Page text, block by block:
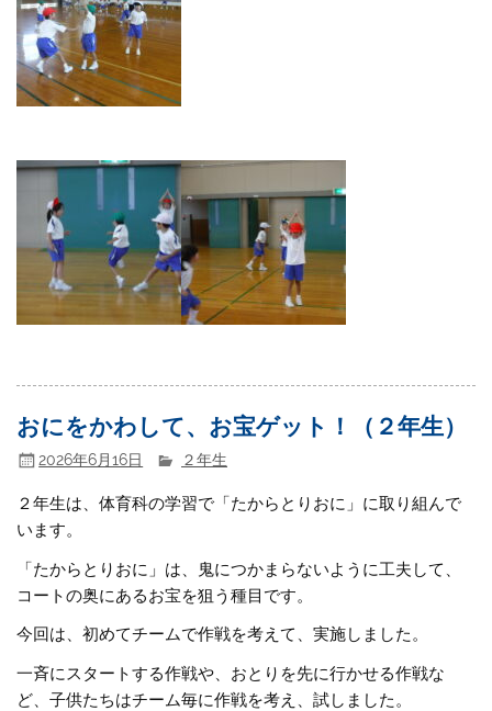
おにをかわして、お宝ゲット！（２年生）
2026年6月16日 ２年生
２年生は、体育科の学習で「たからとりおに」に取り組んで
います。
「たからとりおに」は、鬼につかまらないように工夫して、
コートの奥にあるお宝を狙う種目です。
今回は、初めてチームで作戦を考えて、実施しました。
一斉にスタートする作戦や、おとりを先に行かせる作戦な
ど、子供たちはチーム毎に作戦を考え、試しました。